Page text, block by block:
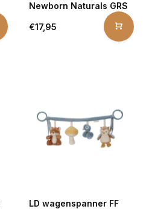
Newborn Naturals GRS
€17,95
LD wagenspanner FF